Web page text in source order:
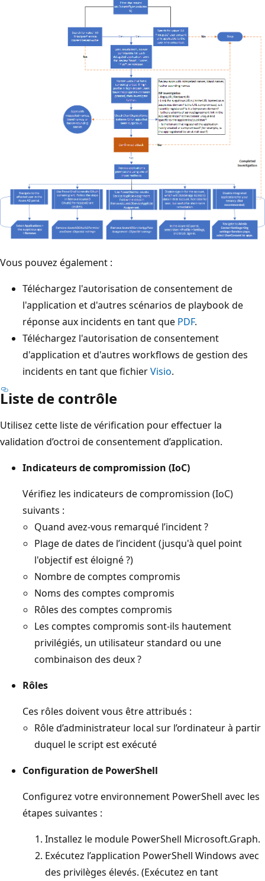
Vous pouvez également :
Téléchargez l'autorisation de consentement de
l'application et d'autres scénarios de playbook de
réponse aux incidents en tant que PDF.
Téléchargez l'autorisation de consentement
d'application et d'autres workflows de gestion des
incidents en tant que fichierVisio.
Liste de contrôle
Utilisez cette liste de vérification pour effectuer la
validation d’octroi de consentement d’application.
Indicateurs de compromission (IoC)
Vérifiez les indicateurs de compromission (IoC)
suivants :
Quand avez-vous remarqué l’incident ?
Plage de dates de l’incident (jusqu'à quel point
l'objectif est éloigné ?)
Nombre de comptes compromis
Noms des comptes compromis
Rôles des comptes compromis
Les comptes compromis sont-ils hautement
privilégiés, un utilisateur standard ou une
combinaison des deux ?
Rôles
Ces rôles doivent vous être attribués :
Rôle d’administrateur local sur l’ordinateur à partir
duquel le script est exécuté
Configuration de PowerShell
Configurez votre environnement PowerShell avec les
étapes suivantes :
Installez le module PowerShell Microsoft.Graph.
Exécutez l’application PowerShell Windows avec
des privilèges élevés. (Exécutez en tant